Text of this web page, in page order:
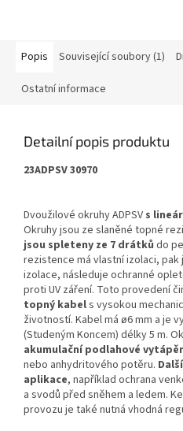
Popis Související soubory (1)
Ostatní informace
Detailní popis produktu
23ADPSV 30970
Dvoužilové okruhy ADPSV s
Okruhy jsou ze slaněné topné
jsou spleteny ze 7 drátků do
rezistence má vlastní izolaci,
izolace, následuje ochranné
proti UV záření. Toto provedení
topný kabels vysokou
životností. Kabel má ø6 mm a je
(Studeným Koncem) délky 5 m.
akumulační podlahové
nebo anhydritového potěru.
aplikace, například ochrana
a svodů před sněhem a ledem.
provozu je také nutná vhodná